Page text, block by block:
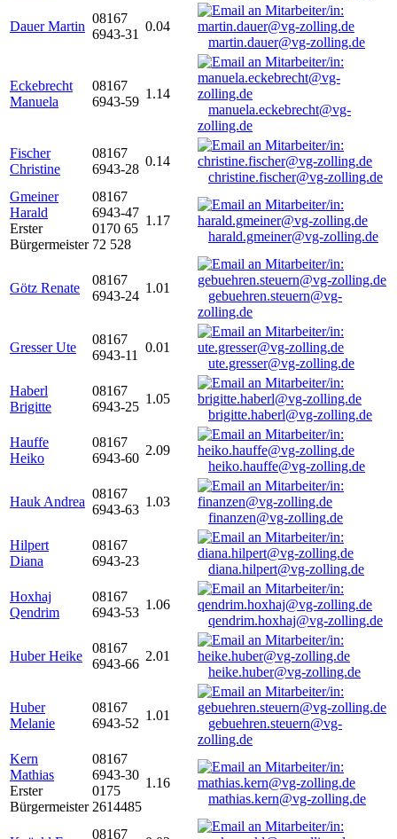
Dauer Martin
08167
6943-31
0.04
martin.dauer@vg-zolling.de
Eckebrecht
Manuela
08167
6943-59
1.14
manuela.eckebrecht@vg-
zolling.de
Fischer
Christine
08167
6943-28
0.14
christine.fischer@vg-zolling.de
Gmeiner
Harald
Erster
Bürgermeister
08167
6943-47
0170 65
72 528
1.17
harald.gmeiner@vg-zolling.de
Götz Renate
08167
6943-24
1.01
gebuehren.steuern@vg-
zolling.de
Gresser Ute
08167
6943-11
0.01
ute.gresser@vg-zolling.de
Haberl
Brigitte
08167
6943-25
1.05
brigitte.haberl@vg-zolling.de
Hauffe
Heiko
08167
6943-60
2.09
heiko.hauffe@vg-zolling.de
Hauk Andrea
08167
6943-63
1.03
finanzen@vg-zolling.de
Hilpert
Diana
08167
6943-23
diana.hilpert@vg-zolling.de
Hoxhaj
Qendrim
08167
6943-53
1.06
qendrim.hoxhaj@vg-zolling.de
Huber Heike
08167
6943-66
2.01
heike.huber@vg-zolling.de
Huber
Melanie
08167
6943-52
1.01
gebuehren.steuern@vg-
zolling.de
Kern
Mathias
Erster
Bürgermeister
08167
6943-30
0175
2614485
1.16
mathias.kern@vg-zolling.de
08167